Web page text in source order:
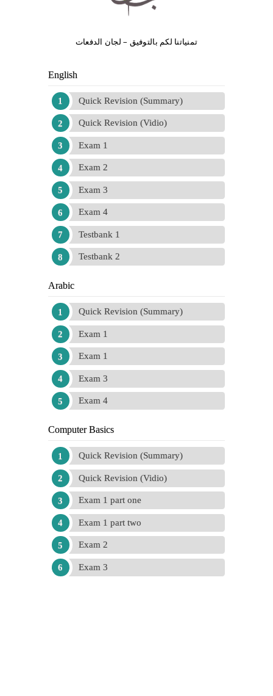
تمنياتنا لكم بالتوفيق – لجان الدفعات
English
Quick Revision (Summary)
Quick Revision (Vidio)
Exam 1
Exam 2
Exam 3
Exam 4
Testbank 1
Testbank 2
Arabic
Quick Revision (Summary)
Exam 1
Exam 1
Exam 3
Exam 4
Computer Basics
Quick Revision (Summary)
Quick Revision (Vidio)
Exam 1 part one
Exam 1 part two
Exam 2
Exam 3